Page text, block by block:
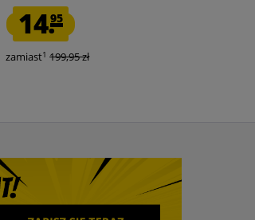
14.95
zamiast1 199,95 zł